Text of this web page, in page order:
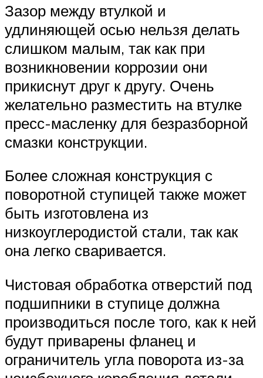
Зазор между втулкой и
удлиняющей осью нельзя делать
слишком малым, так как при
возникновении коррозии они
прикиснут друг к другу. Очень
желательно разместить на втулке
пресс-масленку для безразборной
смазки конструкции.
Более сложная конструкция с
поворотной ступицей также может
быть изготовлена из
низкоуглеродистой стали, так как
она легко сваривается.
Чистовая обработка отверстий под
подшипники в ступице должна
производиться после того, как к ней
будут приварены фланец и
ограничитель угла поворота из-за